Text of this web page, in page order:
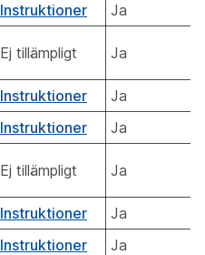
Instruktioner
Ja
Ej tillämpligt Ja
Instruktioner
Ja
Instruktioner
Ja
Ej tillämpligt Ja
Instruktioner
Ja
Instruktioner
Ja